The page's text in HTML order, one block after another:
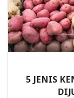
5 JENIS